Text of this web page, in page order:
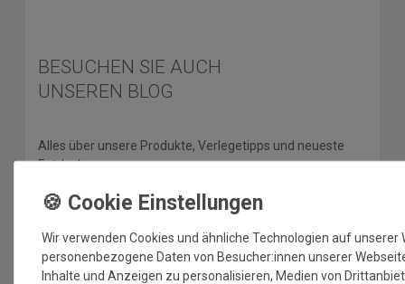
BESUCHEN SIE AUCH
UNSEREN BLOG
Alles über unsere Produkte, Verlegetipps und neueste
Entdeckungen.
Wir verwenden Cookies und ähnliche Technologien auf unserer
personenbezogene Daten von Besucher:innen unserer
Inhalte und Anzeigen zu personalisieren, Medien von